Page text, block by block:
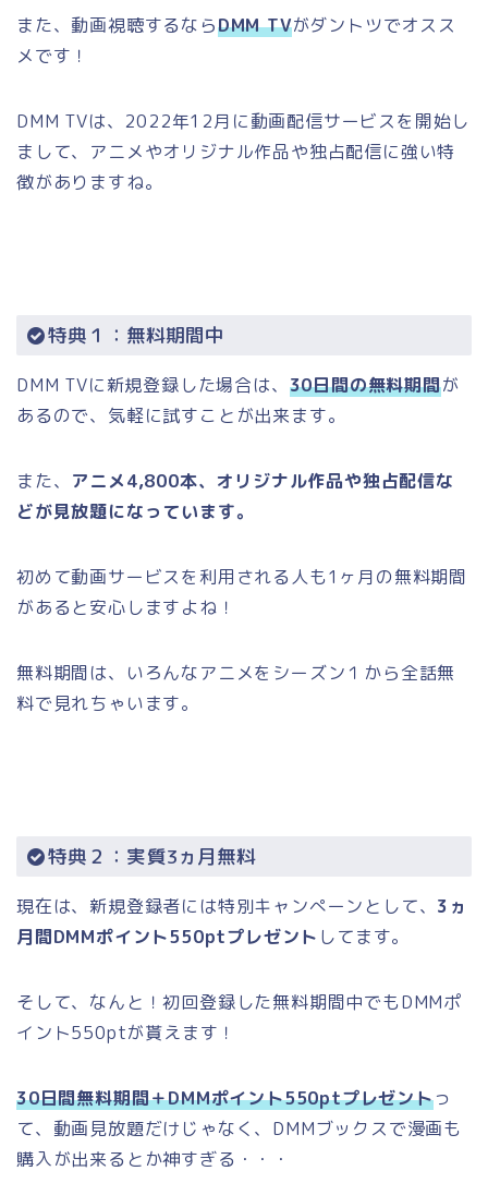
また、動画視聴するならDMM TVがダントツでオスス
メです！
DMM TVは、2022年12月に動画配信サービスを開始し
まして、アニメやオリジナル作品や独占配信に強い特
徴がありますね。
特典１：無料期間中
DMM TVに新規登録した場合は、 30日間の無料期間が
あるので、気軽に試すことが出来ます。
また、 アニメ4,800本、オリジナル作品や独占配信な
どが見放題になっています。
初めて動画サービスを利用される人も1ヶ月の無料期間
があると安心しますよね！
無料期間は、いろんなアニメをシーズン１から全話無
料で見れちゃいます。
特典２：実質3ヵ月無料
現在は、新規登録者には特別キャンぺーンとして、 3ヵ
月間DMMポイント550ptプレゼント してます。
そして、なんと！初回登録した無料期間中でもDMMポ
イント550ptが貰えます！
30日間無料期間＋DMMポイント550ptプレゼントっ
て、動画見放題だけじゃなく、DMMブックスで漫画も
購入が出来るとか神すぎる・・・